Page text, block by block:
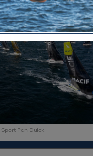
Pen Duick